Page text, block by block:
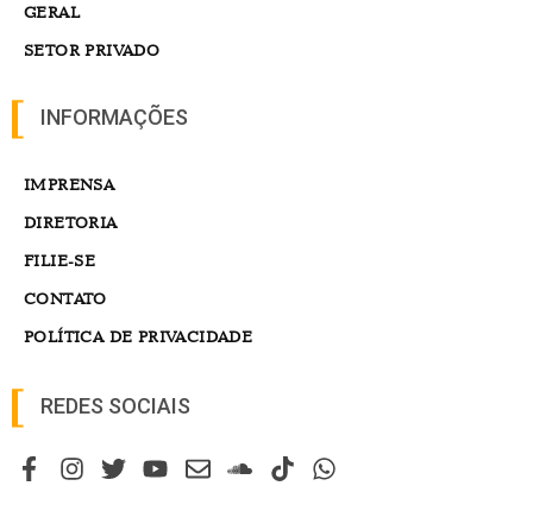
GERAL
SETOR PRIVADO
INFORMAÇÕES
IMPRENSA
DIRETORIA
FILIE-SE
CONTATO
POLÍTICA DE PRIVACIDADE
REDES SOCIAIS